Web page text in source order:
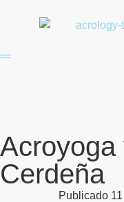
Acroyoga
Cerdeña
Publicado